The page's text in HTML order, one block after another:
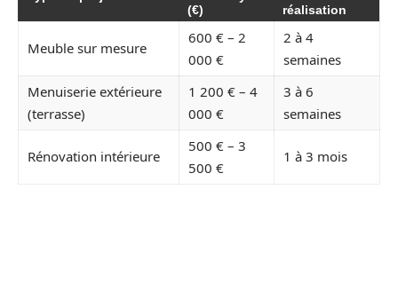
(€)
réalisation
Meuble sur mesure
600 € – 2
000 €
2 à 4
semaines
Menuiserie extérieure
(terrasse)
1 200 € – 4
000 €
3 à 6
semaines
Rénovation intérieure
500 € – 3
500 €
1 à 3 mois